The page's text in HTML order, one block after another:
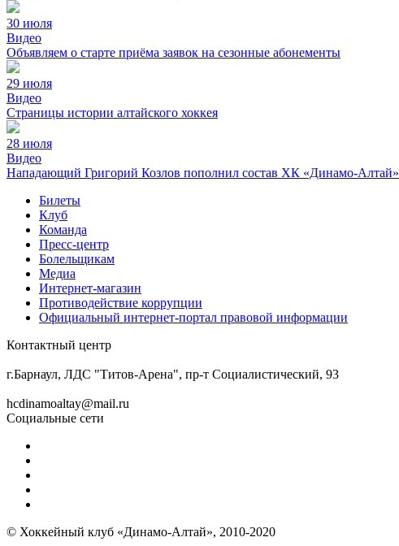
30 июля
Видео
Объявляем о старте приёма заявок на сезонные абонементы
29 июля
Видео
Страницы истории алтайского хоккея
28 июля
Видео
Нападающий Григорий Козлов пополнил состав ХК «Динамо-Алтай»
Билеты
Клуб
Команда
Пресс-центр
Болельщикам
Медиа
Интернет-магазин
Противодействие коррупции
Официальный интернет-портал правовой информации
Контактный центр
г.Барнаул, ЛДС "Титов-Арена", пр-т Социалистический, 93
hcdinamoaltay@mail.ru
Социальные сети
© Хоккейный клуб «Динамо-Алтай», 2010-2020